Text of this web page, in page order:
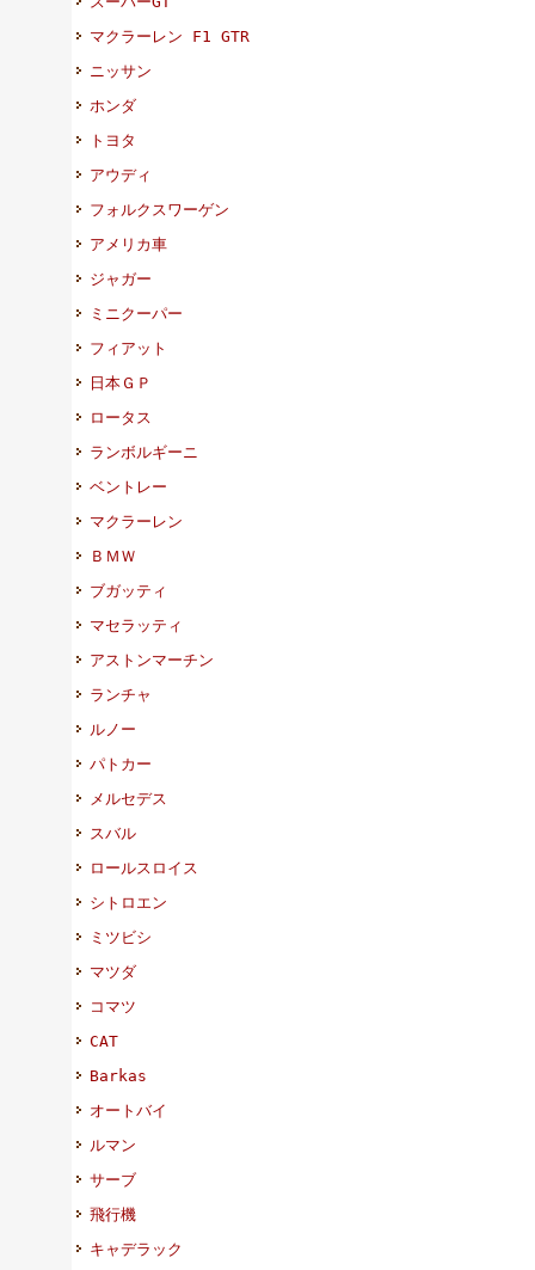
マクラーレン F1 GTR
ニッサン
ホンダ
トヨタ
アウディ
フォルクスワーゲン
アメリカ車
ジャガー
ミニクーパー
フィアット
日本ＧＰ
ロータス
ランボルギーニ
ベントレー
マクラーレン
ＢＭＷ
ブガッティ
マセラッティ
アストンマーチン
ランチャ
ルノー
パトカー
メルセデス
スバル
ロールスロイス
シトロエン
ミツビシ
マツダ
コマツ
CAT
Barkas
オートバイ
ルマン
サーブ
飛行機
キャデラック